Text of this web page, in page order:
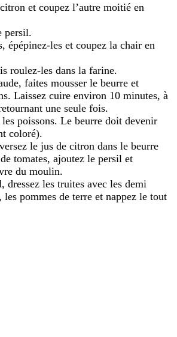
et coupez l’autre moitié en
persil.
épépinez-les et coupez la chair en
roulez-les dans la farine.
faites mousser le beurre et
Laissez cuire environ 10 minutes, à
une seule fois.
les poissons. Le beurre doit devenir
coloré).
le jus de citron dans le beurre
tomates, ajoutez le persil et
du moulin.
dressez les truites avec les demi
pommes de terre et nappez le tout